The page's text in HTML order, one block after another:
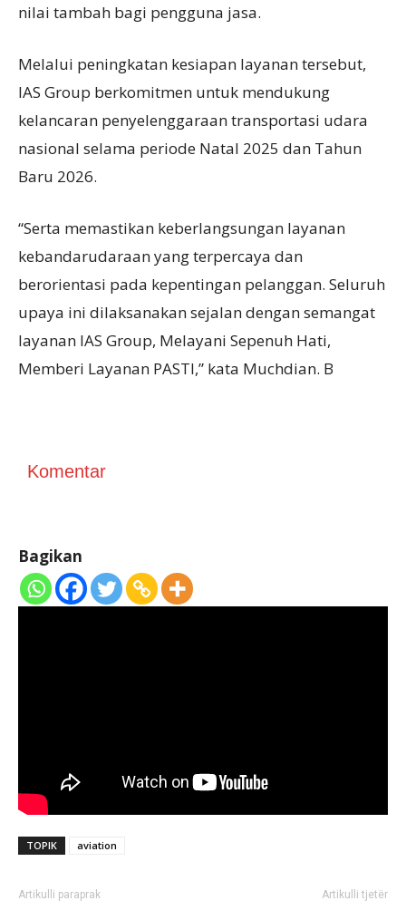
nilai tambah bagi pengguna jasa.
Melalui peningkatan kesiapan layanan tersebut,
IAS Group berkomitmen untuk mendukung
kelancaran penyelenggaraan transportasi udara
nasional selama periode Natal 2025 dan Tahun
Baru 2026.
“Serta memastikan keberlangsungan layanan
kebandarudaraan yang terpercaya dan
berorientasi pada kepentingan pelanggan. Seluruh
upaya ini dilaksanakan sejalan dengan semangat
layanan IAS Group, Melayani Sepenuh Hati,
Memberi Layanan PASTI,” kata Muchdian. B
Komentar
Bagikan
TOPIK aviation
Artikulli paraprak Artikulli tjetër